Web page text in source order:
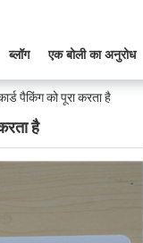
ब्लॉग एक बोली का अनुरोध
पैकिंग को पूरा करता है
है